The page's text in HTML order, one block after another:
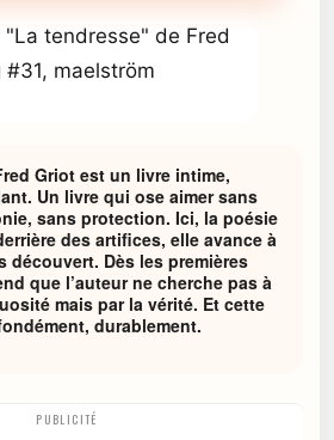
Griot est un livre intime,
Un livre qui ose aimer sans
sans protection. Ici, la poésie
des artifices, elle avance à
découvert. Dès les premières
que l’auteur ne cherche pas à
mais par la vérité. Et cette
durablement.
PUBLICITÉ